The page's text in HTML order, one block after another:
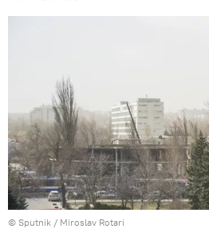
© Sputnik / Miroslav Rotari